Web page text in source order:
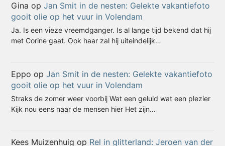
Gina opJan Smit in de nesten: Gelekte vakantiefoto
gooit olie op het vuur in Volendam
Ja. Is een vieze vreemdganger. Is al lange tijd bekend dat hij
met Corine gaat. Ook haar zal hij uiteindelijk…
Eppo opJan Smit in de nesten: Gelekte vakantiefoto
gooit olie op het vuur in Volendam
Straks de zomer weer voorbij Wat een geluid wat een plezier
Kijk nou eens naar de mensen hier Het zijn…
Kees Muizenhuig op Rel in glitterland: Jeroen van der